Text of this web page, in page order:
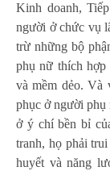
Kinh doanh,
người ở chức vụ
trừ những bộ
phụ nữ thích hợp
và mềm dẻo. Và
phục ở người phụ
ở ý chí bền bỉ
tranh, họ phải
huyết và năng